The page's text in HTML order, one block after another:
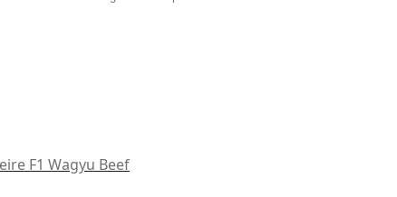
F1 Wagyu Beef